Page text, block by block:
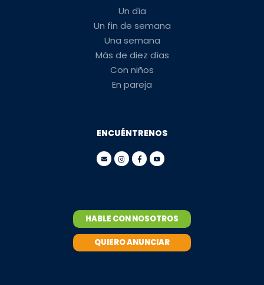
Un día
Un fin de semana
Una semana
Más de diez días
Con niños
En pareja
ENCUÉNTRENOS
HABLE CON NOSOTROS
QUIERO ANUNCIAR